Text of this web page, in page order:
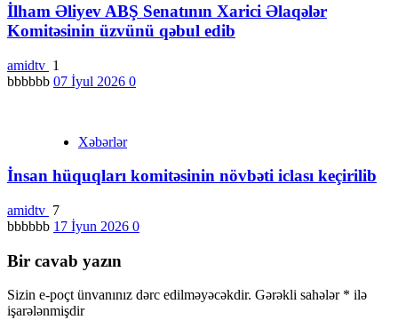
İlham Əliyev ABŞ Senatının Xarici Əlaqələr
Komitəsinin üzvünü qəbul edib
amidtv 1
bbbbbb 07 İyul 2026 0
Xəbərlər
İnsan hüquqları komitəsinin növbəti iclası keçirilib
amidtv 7
bbbbbb 17 İyun 2026 0
Bir cavab yazın
Sizin e-poçt ünvanınız dərc edilməyəcəkdir. Gərəkli sahələr * ilə
işarələnmişdir